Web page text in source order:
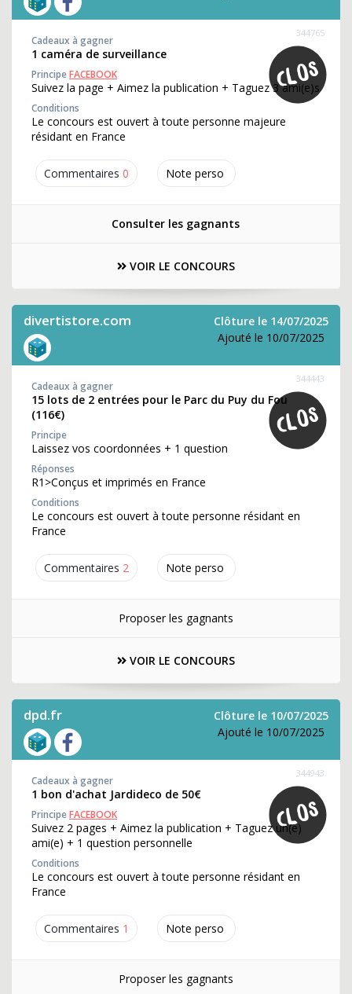
Commentaires 0 Note perso
344765
Cadeaux à gagner
1 caméra de surveillance
PrincipeFACEBOOK
Suivez la page + Aimez la publication + Taguez 3 ami(e)s
Conditions
Le concours est ouvert à toute personne majeure
résidant en France
Consulter les gagnants
VOIR LE CONCOURS
divertistore.com
Clôture le 14/07/2025
Ajouté le 10/07/2025
Commentaires 2 Note perso
344443
Cadeaux à gagner
15 lots de 2 entrées pour le Parc du Puy du Fou
(116€)
Principe
Laissez vos coordonnées + 1 question
Réponses
R1>Conçus et imprimés en France
Conditions
Le concours est ouvert à toute personne résidant en
France
Proposer les gagnants
VOIR LE CONCOURS
dpd.fr
Clôture le 10/07/2025
Ajouté le 10/07/2025
Commentaires 1 Note perso
344943
Cadeaux à gagner
1 bon d'achat Jardideco de 50€
PrincipeFACEBOOK
Suivez 2 pages + Aimez la publication + Taguez un(e)
ami(e) + 1 question personnelle
Conditions
Le concours est ouvert à toute personne résidant en
France
Proposer les gagnants